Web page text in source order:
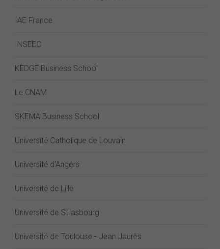
IAE France
INSEEC
KEDGE Business School
Le CNAM
SKEMA Business School
Université Catholique de Louvain
Université d'Angers
Université de Lille
Université de Strasbourg
Université de Toulouse - Jean Jaurès